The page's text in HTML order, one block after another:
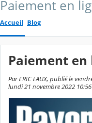
Paiement en
Accueil Blog
Paiement
Par ERIC LAUX, publié le
lundi 21 novembre 2022 10:56